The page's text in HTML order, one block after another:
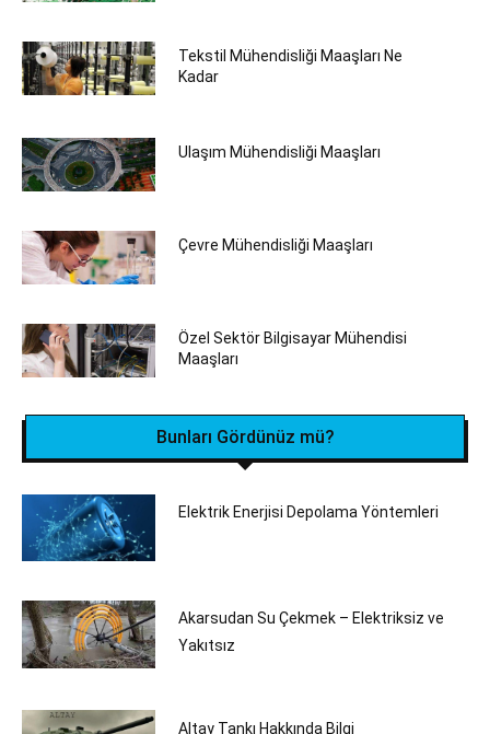
Tekstil Mühendisliği Maaşları Ne
Kadar
Ulaşım Mühendisliği Maaşları
Çevre Mühendisliği Maaşları
Özel Sektör Bilgisayar Mühendisi
Maaşları
Bunları Gördünüz mü?
Elektrik Enerjisi Depolama Yöntemleri
Akarsudan Su Çekmek – Elektriksiz ve
Yakıtsız
Altay Tankı Hakkında Bilgi